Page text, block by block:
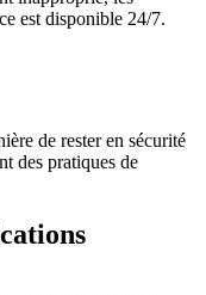
est disponible 24/7.
de rester en sécurité
des pratiques de